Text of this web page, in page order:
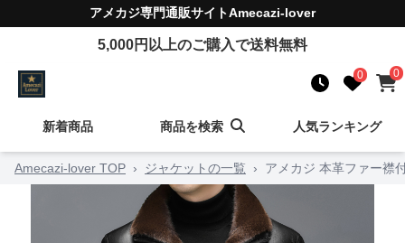
アメカジ専門通販サイトAmecazi-lover
5,000円以上のご購入で送料無料
0 0
新着商品 商品を検索 人気ランキング
Amecazi-lover TOP › ジャケットの一覧 › アメカジ 本革ファー襟